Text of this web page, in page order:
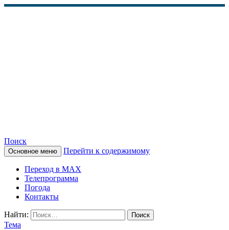
КАМЧАТСКОЕ
ИНФОРМАЦИОННОЕ
АГЕНТСТВО (КИА
«ВЕСТИ»)
Поиск
Основное меню Перейти к содержимому
Переход в MAX
Телепрограмма
Погода
Контакты
Найти:
Тема